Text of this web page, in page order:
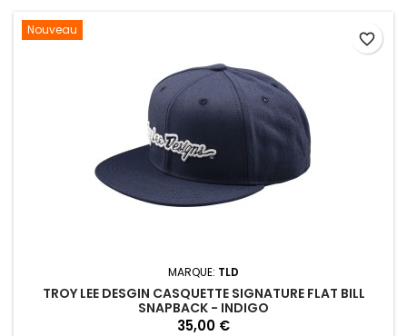
Nouveau
MARQUE: TLD
TROY LEE DESGIN CASQUETTE SIGNATURE FLAT BILL
SNAPBACK - INDIGO
35,00 €
favorite_border